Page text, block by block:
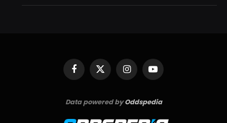
Facebook
X
(Twitter)
InstagramYouTube
Data powered byOddspedia